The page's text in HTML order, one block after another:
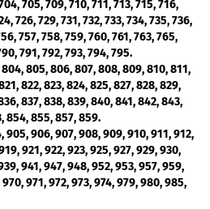
705, 709, 710, 711, 713, 715, 716,
726, 729, 731, 732, 733, 734, 735, 736,
757, 758, 759, 760, 761, 763, 765,
791, 792, 793, 794, 795.
805, 806, 807, 808, 809, 810, 811,
822, 823, 824, 825, 827, 828, 829,
837, 838, 839, 840, 841, 842, 843,
854, 855, 857, 859.
905, 906, 907, 908, 909, 910, 911, 912,
921, 922, 923, 925, 927, 929, 930,
941, 947, 948, 952, 953, 957, 959,
971, 972, 973, 974, 979, 980, 985,